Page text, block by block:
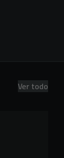
Ver todo